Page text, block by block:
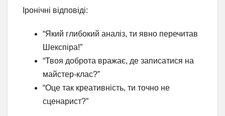
Іронічні відповіді:
“Який глибокий аналіз, ти явно перечитав
Шекспіра!”
“Твоя доброта вражає, де записатися на
майстер-клас?”
“Оце так креативність, ти точно не
сценарист?”